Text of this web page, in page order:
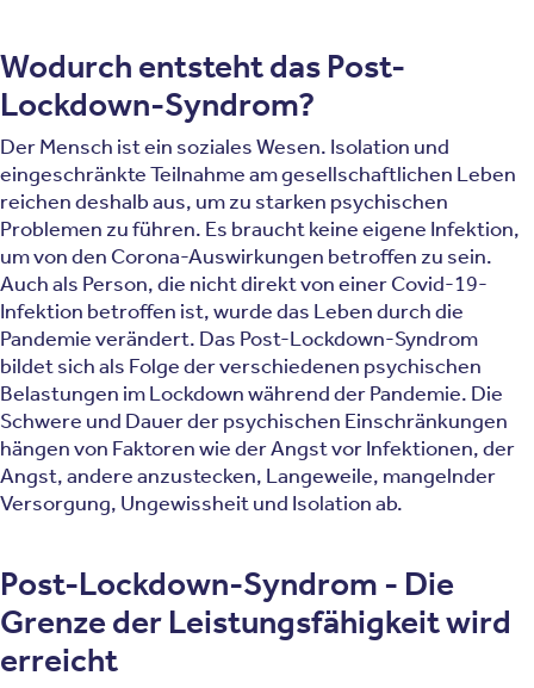
Wodurch entsteht das Post-
Lockdown-Syndrom?
Der Mensch ist ein soziales Wesen. Isolation und
eingeschränkte Teilnahme am gesellschaftlichen Leben
reichen deshalb aus, um zu starken psychischen
Problemen zu führen. Es braucht keine eigene Infektion,
um von den Corona-Auswirkungen betroffen zu sein.
Auch als Person, die nicht direkt von einer Covid-19-
Infektion betroffen ist, wurde das Leben durch die
Pandemie verändert. Das Post-Lockdown-Syndrom
bildet sich als Folge der verschiedenen psychischen
Belastungen im Lockdown während der Pandemie. Die
Schwere und Dauer der psychischen Einschränkungen
hängen von Faktoren wie der Angst vor Infektionen, der
Angst, andere anzustecken, Langeweile, mangelnder
Versorgung, Ungewissheit und Isolation ab.
Post-Lockdown-Syndrom - Die
Grenze der Leistungsfähigkeit wird
erreicht